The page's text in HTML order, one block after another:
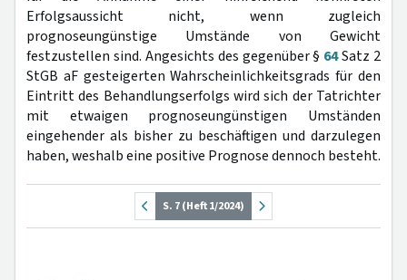
Erfolgsaussicht nicht, wenn zugleich
prognoseungünstige Umstände von Gewicht
festzustellen sind. Angesichts des gegenüber § 64Satz 2
StGB aF gesteigerten Wahrscheinlichkeitsgrads für den
Eintritt des Behandlungserfolgs wird sich der Tatrichter
mit etwaigen prognoseungünstigen Umständen
eingehender als bisher zu beschäftigen und darzulegen
haben, weshalb eine positive Prognose dennoch besteht.
S. 7 (Heft 1/2024)